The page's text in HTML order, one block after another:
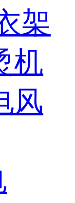
架
机
风